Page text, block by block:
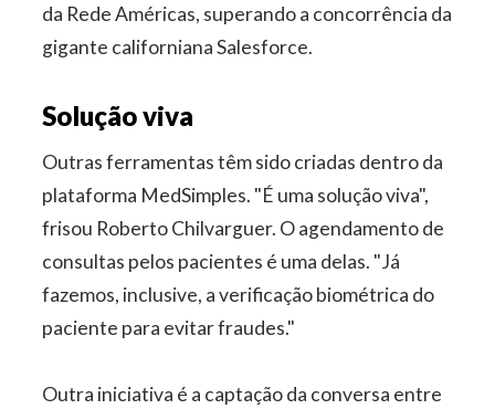
da Rede Américas, superando a concorrência da
gigante californiana Salesforce.
Solução viva
Outras ferramentas têm sido criadas dentro da
plataforma MedSimples. "É uma solução viva",
frisou Roberto Chilvarguer. O agendamento de
consultas pelos pacientes é uma delas. "Já
fazemos, inclusive, a verificação biométrica do
paciente para evitar fraudes."
Outra iniciativa é a captação da conversa entre